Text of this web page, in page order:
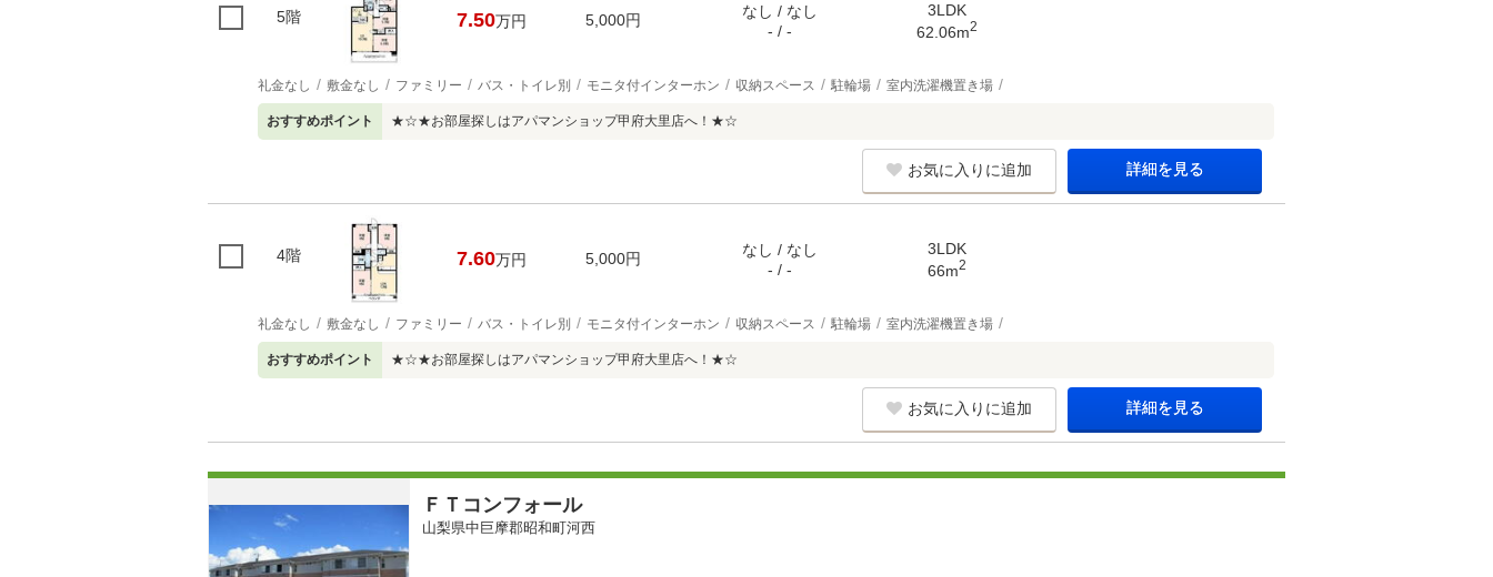
5階 7.50万円 5,000円
なし / なし
- / -
3LDK
62.06m2
礼金なし 敷金なし ファミリー バス・トイレ別 モニタ付インターホン 収納スペース 駐輪場 室内洗濯機置き場
おすすめポイント ★☆★お部屋探しはアパマンショップ甲府大里店へ！★☆
お気に入りに追加 詳細を見る
4階 7.60万円 5,000円
なし / なし
- / -
3LDK
66m2
礼金なし 敷金なし ファミリー バス・トイレ別 モニタ付インターホン 収納スペース 駐輪場 室内洗濯機置き場
おすすめポイント ★☆★お部屋探しはアパマンショップ甲府大里店へ！★☆
お気に入りに追加 詳細を見る
ＦＴコンフォール
山梨県中巨摩郡昭和町河西